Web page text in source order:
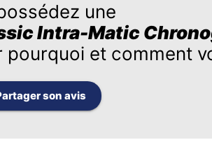
une
Intra-Matic
pourquoi et comment
son avis